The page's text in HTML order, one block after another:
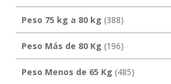
Peso 75 kg a 80 kg (388)
Peso Más de 80 Kg (196)
Peso Menos de 65 Kg (485)